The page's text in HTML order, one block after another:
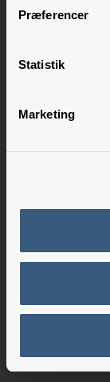
Præferencer
Statistik
Marketing